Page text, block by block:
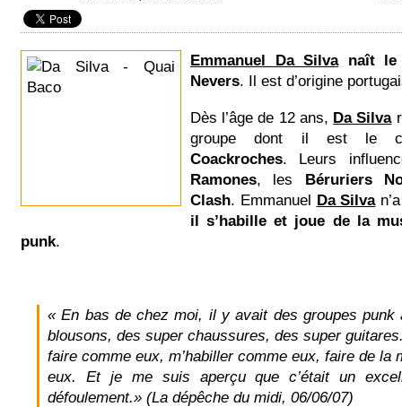
Emmanuel Da Silvanaît le
Nevers. Il est d’origine
Dès l’âge de 12 ans, Da Silva
groupe dont il est le
Coackroches. Leurs
Ramones, les Béruriers
Clash. Emmanuel Da Silva
il s’habille et joue de la
punk.
« En bas de chez moi, il y avait des groupes punk
blousons, des super chaussures, des super
faire comme eux, m’habiller comme eux, faire de la
eux. Et je me suis aperçu que c’était un
défoulement.» (La dépêche du midi, 06/06/07)